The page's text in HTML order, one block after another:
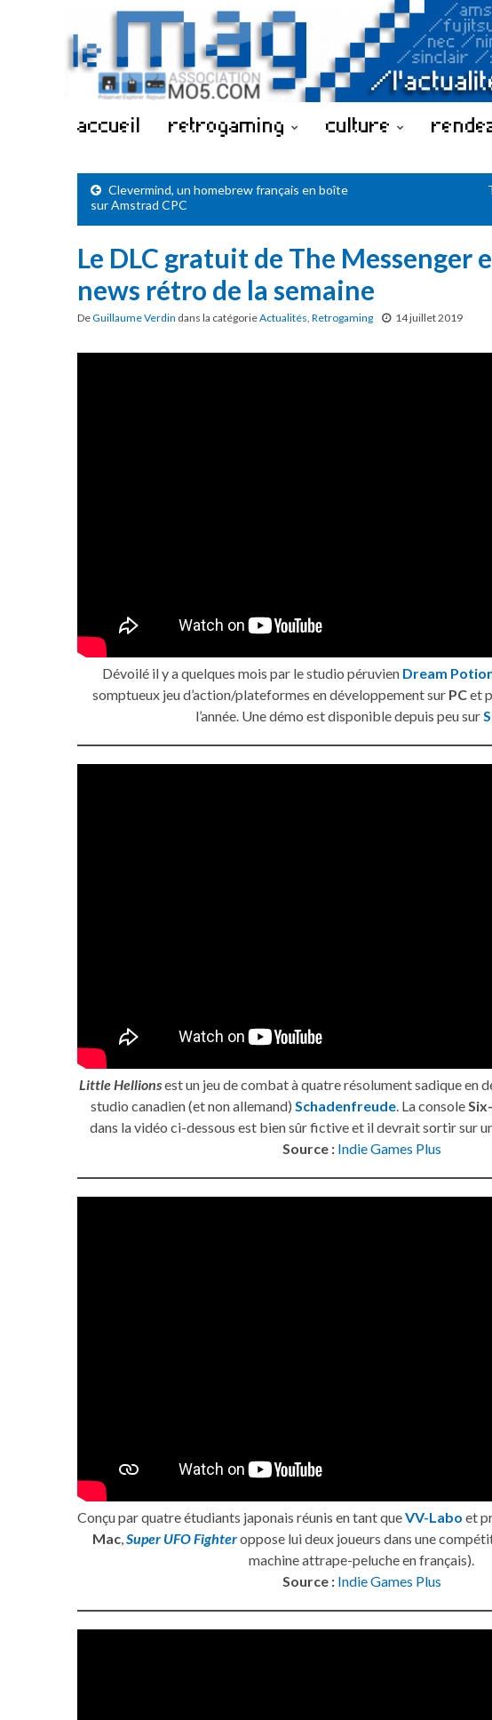
accueil retrogaming culture
Clevermind, un homebrew français en boîte
sur Amstrad CPC
Le DLC gratuit de The Messenger
news rétro de la semaine
DeGuillaume Verdin dans la catégorieActualités, Retrogaming 14 juillet 2019
Dévoilé il y a quelques mois par le studio péruvien Dream
somptueux jeu d’action/plateformes en développement sur PCet
l’année. Une démo est disponible depuis peu sur
Little Hellionsest un jeu de combat à quatre résolument sadique en
studio canadien (et non allemand) Schadenfreude. La console
dans la vidéo ci-dessous est bien sûr fictive et il devrait sortir sur
Source : Indie Games Plus
Conçu par quatre étudiants japonais réunis en tant queVV-Labo et
Mac,Super UFO Fighteroppose lui deux joueurs dans une
machine attrape-peluche en français).
Source : Indie Games Plus